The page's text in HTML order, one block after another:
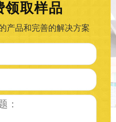
领取样品
产品和完善的解决方案